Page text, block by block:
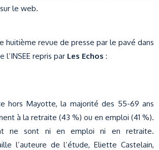
le web.
huitième revue de presse par le pavé dans
l’INSEE repris par Les Echos :
hors Mayotte, la majorité des 55-69 ans
à la retraite (43 %) ou en emploi (41 %).
ne sont ni en emploi ni en retraite.
l’auteure de l’étude, Eliette Castelain,